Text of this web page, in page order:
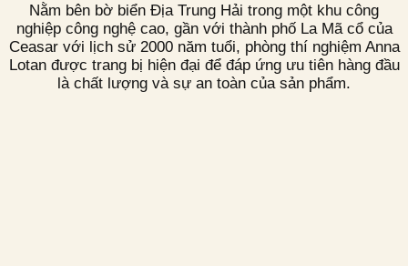
Nằm bên bờ biển Địa Trung Hải trong một khu công
nghiệp công nghệ cao, gần với thành phố La Mã cổ của
Ceasar với lịch sử 2000 năm tuổi, phòng thí nghiệm Anna
Lotan được trang bị hiện đại để đáp ứng ưu tiên hàng đầu
là chất lượng và sự an toàn của sản phẩm.